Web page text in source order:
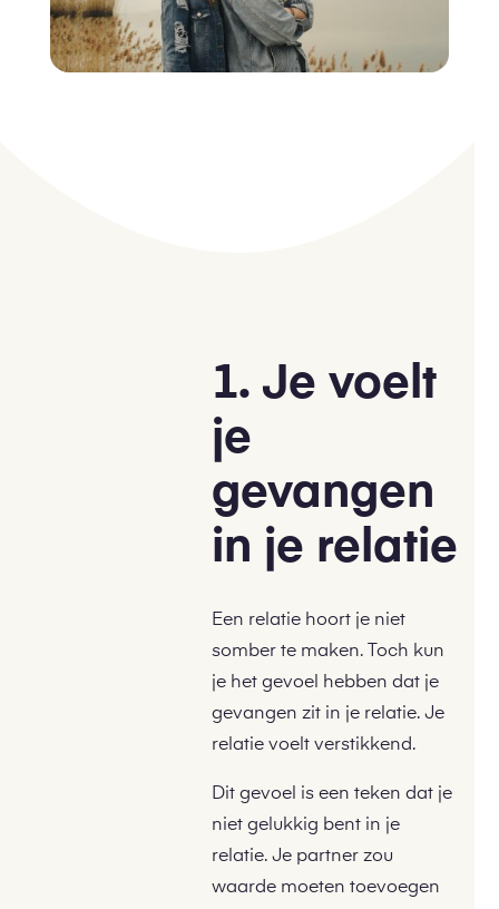
1. Je voelt
je
gevangen
in je relatie
Een relatie hoort je niet
somber te maken. Toch kun
je het gevoel hebben dat je
gevangen zit in je relatie. Je
relatie voelt verstikkend.
Dit gevoel is een teken dat je
niet gelukkig bent in je
relatie. Je partner zou
waarde moeten toevoegen